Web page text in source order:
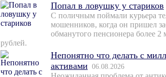
Попал в ловушку у стариков
С поличным поймали курьера
мошенников, когда он пришел
обманутого пенсионера более 2
рублей.
Непонятно что делать с
активами 06.08.2026